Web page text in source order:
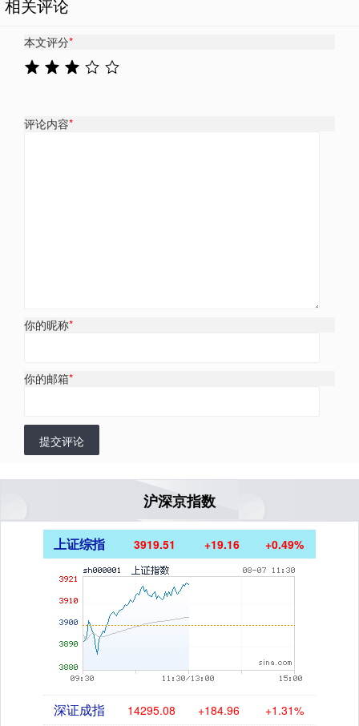
相关评论
本文评分*
评论内容*
你的昵称*
你的邮箱*
提交评论
沪深京指数
上证综指 3919.51 +19.16 +0.49%
深证成指 14295.08 +184.96 +1.31%